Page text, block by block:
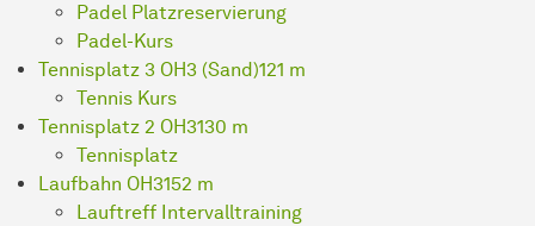
Padel Platzreservierung
Padel-Kurs
Tennisplatz 3 OH3 (Sand)121 m
Tennis Kurs
Tennisplatz 2 OH3130 m
Tennisplatz
Laufbahn OH3152 m
Lauftreff Intervalltraining